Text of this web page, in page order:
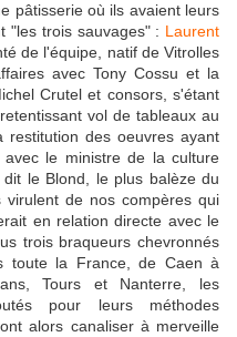
pâtisserie où ils avaient leurs
"les trois sauvages" : Laurent
de l'équipe, natif de Vitrolles
avec Tony Cossu et la
Crutel et consors, s'étant
vol de tableaux au
restitution des oeuvres ayant
le ministre de la culture
le Blond, le plus balèze du
virulent de nos compères qui
en relation directe avec le
trois braqueurs chevronnés
toute la France, de Caen à
Tours et Nanterre, les
pour leurs méthodes
alors canaliser à merveille